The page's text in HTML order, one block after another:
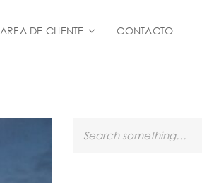
AREA DE CLIENTE CONTACTO